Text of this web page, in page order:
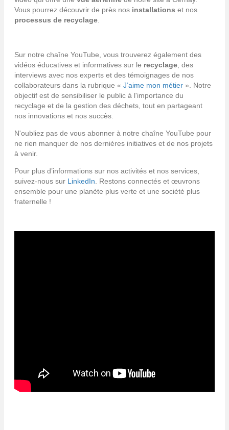
Vous pourrez découvrir de près nos installations et nos
processus de recyclage
Sur notre chaîne YouTube, vous trouverez également des
vidéos éducatives et informatives sur le recyclage , des
interviews avec nos experts et des témoignages de nos
collaborateurs dans la rubrique « J’aime mon métier ». Notre
objectif est de sensibiliser le public à l'importance du
recyclage et de la gestion des déchets, tout en partageant
nos innovations et nos succès.
N'oubliez pas de vous abonner à notre chaîne YouTube pour
ne rien manquer de nos dernières initiatives et de nos projets
à venir.
Pour plus d’informations sur nos activités et nos services,
suivez-nous sur LinkedIn . Restons connectés et œuvrons
ensemble pour une planète plus verte et une société plus
fraternelle !